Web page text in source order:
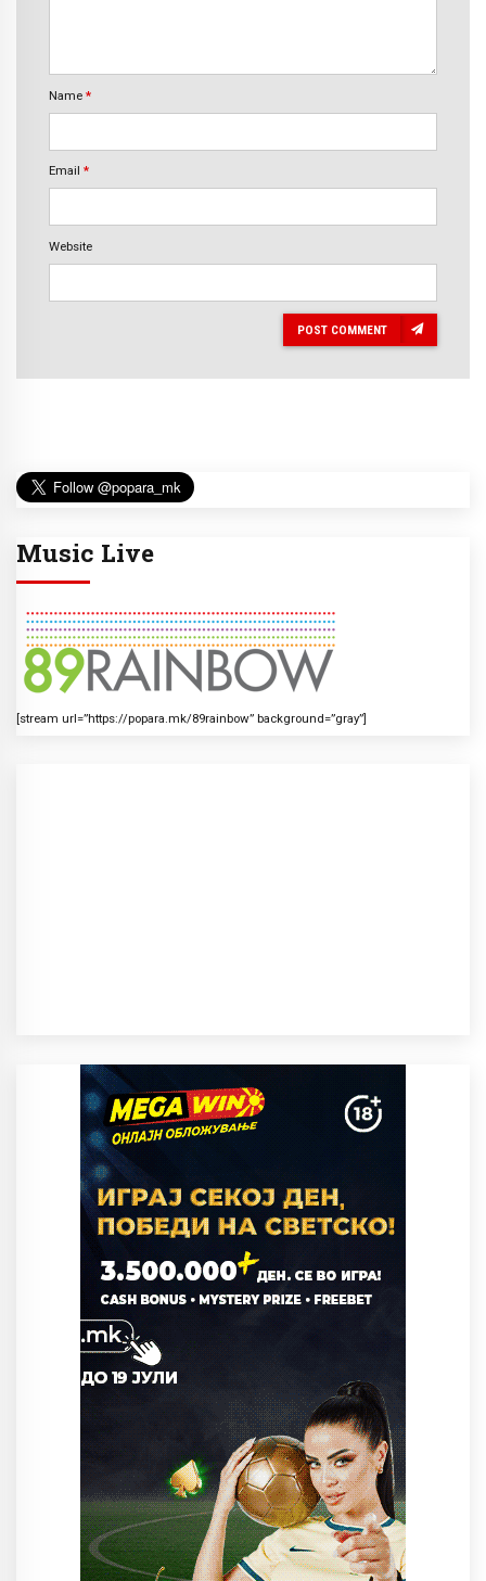
Name *
Email *
Website
POST COMMENT
Music Live
[stream url=”https://popara.mk/89rainbow” background=”gray”]